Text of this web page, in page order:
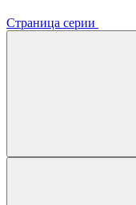
Страница серии